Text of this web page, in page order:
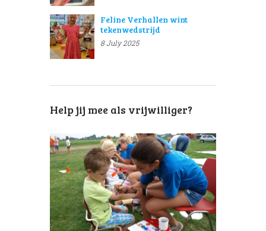
Feline Verhallen wint
tekenwedstrijd
8 July 2025
Help jij mee als vrijwilliger?